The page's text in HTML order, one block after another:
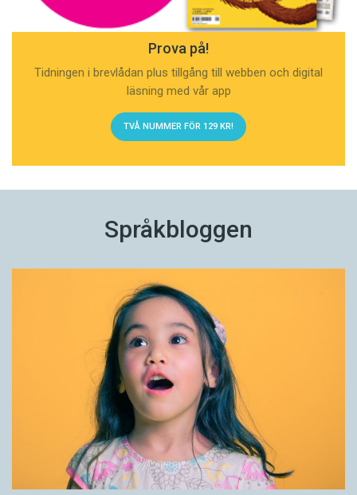
Prova på!
Tidningen i brevlådan plus tillgång till webben och digital
läsning med vår app
TVÅ NUMMER FÖR 129 KR!
Språkbloggen